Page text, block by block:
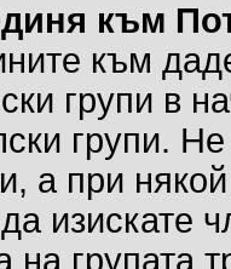
към
към
групи в
групи.
а при
изискате
на групата